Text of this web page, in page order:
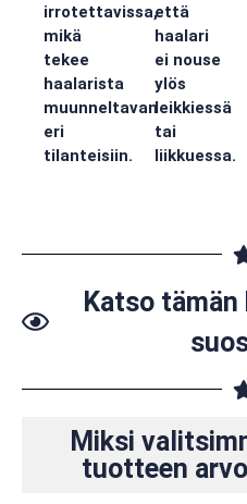
irrotettavissa,
mikä
tekee
haalarista
muunneltavan
eri
tilanteisiin.
että
haalari
ei nouse
ylös
leikkiessä
tai
liikkuessa.
Katso
Miksi
tuotteen